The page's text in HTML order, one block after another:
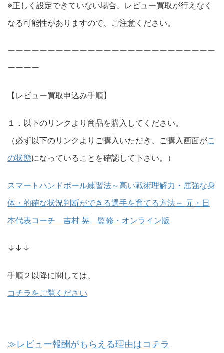
※正しく設定できていない場合、レビュー買取が行えなく
なる可能性がありますので、ご注意ください。
ーーーーーーーーーーーーーーーーーーーーーーーーーー
ーーーー
【レビュー買取申込み手順】
１．以下のリンクより商品を購入してください。
（必ず以下のリンクよりご購入いただき、ご購入画面がこ
の状態になっていることを確認して下さい。）
スマートハンドボール練習法～高い戦術理解力・屈強な身
体・的確な状況判断ができる選手を育てる方法～ 元・日
本代表コーチ 吉村 晃 監修・オンライン版
↓↓↓
手順２以降に関しては、
コチラをご覧ください
≫レビュー報酬がもらえる理由はコチラ